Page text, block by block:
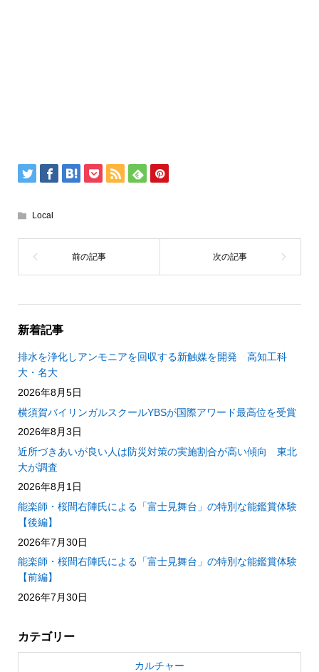
Local
新着記事
排水を浄化しアンモニアを回収する新触媒を開発 高知工科
大・名大
2026年8月5日
横須賀バイリンガルスクールYBSが国際アワード最高位を受賞
2026年8月3日
近所づきあいが良い人は防災対策の実施割合が高い傾向 東北
大が調査
2026年8月1日
能楽師・桜間右陣氏による「富士見舞台」の特別な能鑑賞体験
【後編】
2026年7月30日
能楽師・桜間右陣氏による「富士見舞台」の特別な能鑑賞体験
【前編】
2026年7月30日
カテゴリー
カルチャー